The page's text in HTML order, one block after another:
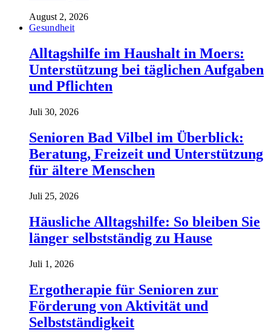
August 2, 2026
Gesundheit
Alltagshilfe im Haushalt in Moers:
Unterstützung bei täglichen Aufgaben
und Pflichten
Juli 30, 2026
Senioren Bad Vilbel im Überblick:
Beratung, Freizeit und Unterstützung
für ältere Menschen
Juli 25, 2026
Häusliche Alltagshilfe: So bleiben Sie
länger selbstständig zu Hause
Juli 1, 2026
Ergotherapie für Senioren zur
Förderung von Aktivität und
Selbstständigkeit